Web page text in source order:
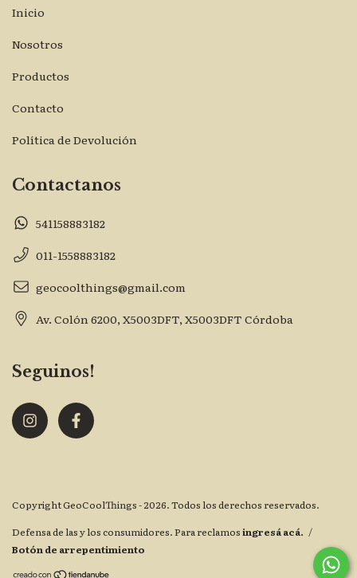
Inicio
Nosotros
Productos
Contacto
Política de Devolución
Contactanos
541158883182
011-1558883182
geocoolthings@gmail.com
Av. Colón 6200, X5003DFT, X5003DFT Córdoba
Seguinos!
Copyright GeoCoolThings - 2026. Todos los derechos reservados.
Defensa de las y los consumidores. Para reclamosingresá acá. /
Botón de arrepentimiento